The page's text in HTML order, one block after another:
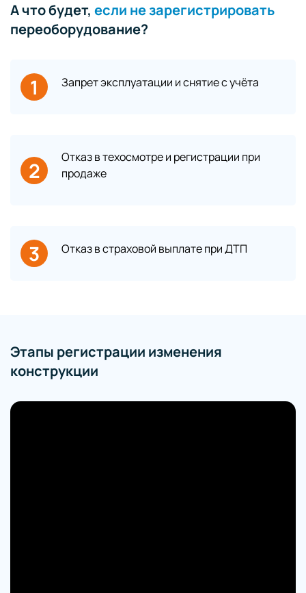
А что будет, если не зарегистрировать
переоборудование?
1 Запрет эксплуатации и снятие с учёта
2
Отказ в техосмотре и регистрации при
продаже
3 Отказ в страховой выплате при ДТП
Этапы регистрации изменения
конструкции